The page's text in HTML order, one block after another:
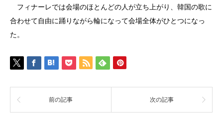
フィナーレでは会場のほとんどの人が立ち上がり、韓国の歌に
合わせて自由に踊りながら輪になって会場全体がひとつになっ
た。
前の記事 次の記事